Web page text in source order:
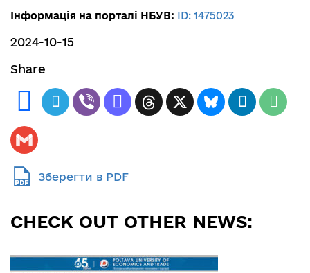
Інформація на порталі НБУВ: ID: 1475023
2024-10-15
Share
Зберегти в PDF
CHECK OUT OTHER NEWS: